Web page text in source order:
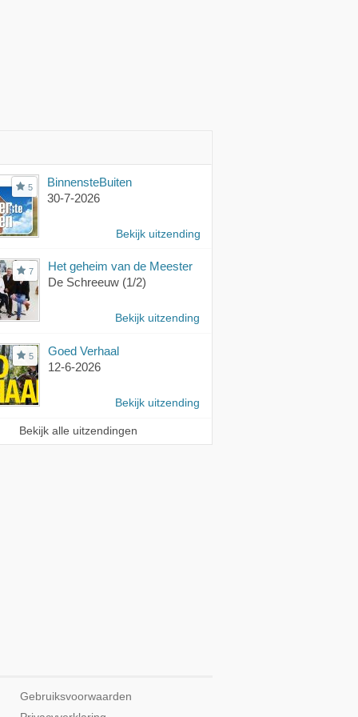
5
BinnensteBuiten
30-7-2026
Bekijk uitzending
7
Het geheim van de Meester
De Schreeuw (1/2)
Bekijk uitzending
5
Goed Verhaal
12-6-2026
Bekijk uitzending
Bekijk alle uitzendingen
Gebruiksvoorwaarden